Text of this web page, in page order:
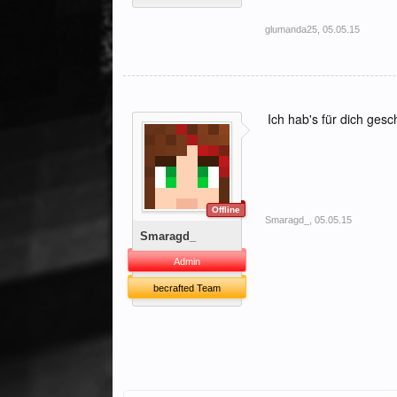
glumanda25 05.05.15
Offline
Smaragd_
Admin
becrafted Team
Ich hab's für dich
Smaragd_ 05.05.15